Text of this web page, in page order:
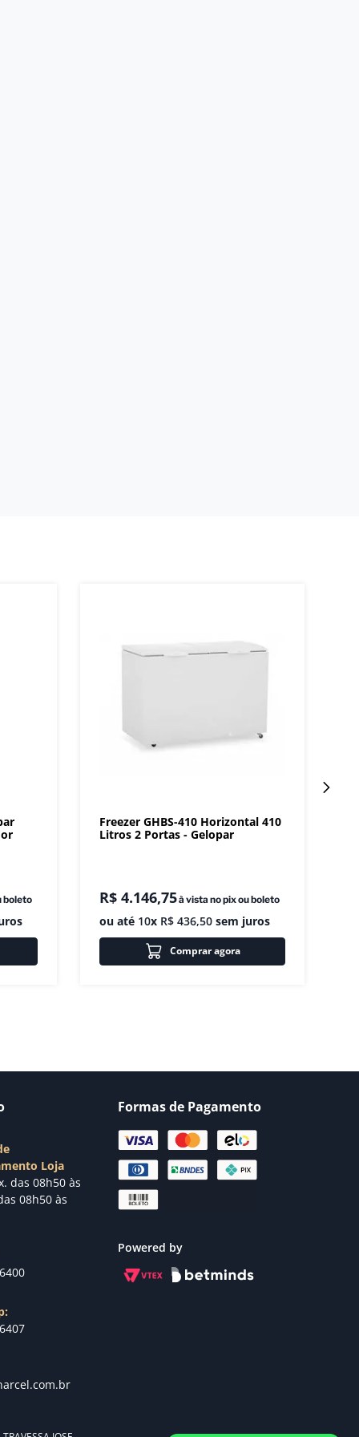
boleto
Freezer GHBS-410 Horizontal 410
Litros 2 Portas - Gelopar
R$ 4.146,75à vista no pix ou boleto
ou até 10x R$ 436,50sem juros
Comprar agora
Loja
das 08h50 às
08h50 às
Formas de Pagamento
Powered by